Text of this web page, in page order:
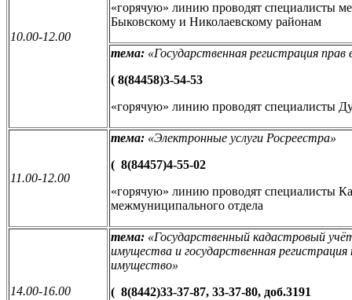
10.00-12.00
«горячую» линию проводят специалисты
Быковскому и Николаевскому районам
тема: «Государственная регистрация прав
( 8(84458)3-54-53
«горячую» линию проводят специалисты
11.00-12.00
тема: «Электронные услуги Росреестра»
( 8(84457)4-55-02
«горячую» линию проводят специалисты
межмуниципального отдела
14.00-16.00
тема: «Государственный кадастровый
имущества и государственная
имущество»
( 8(8442)33-37-87, 33-37-80, доб.3191